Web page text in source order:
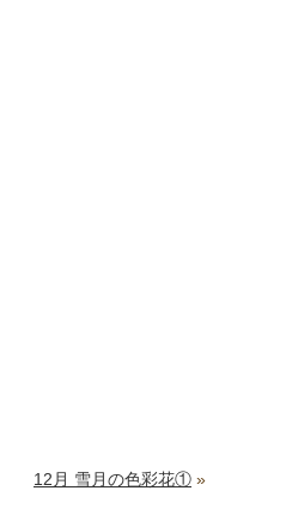
12月 雪月の色彩花① »